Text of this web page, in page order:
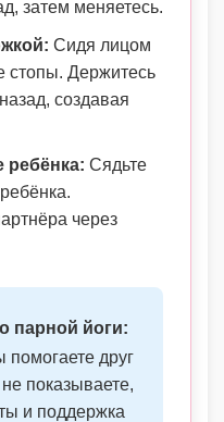
затем меняетесь.
Сидя лицом
стопы. Держитесь
создавая
ребёнка: Сядьте
через
парной йоги:
помогаете друг
не показываете,
и поддержка